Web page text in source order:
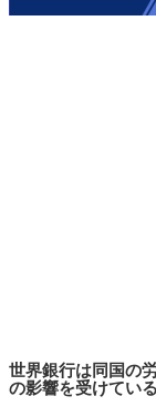
世界銀行は同国の
の影響を受けてい